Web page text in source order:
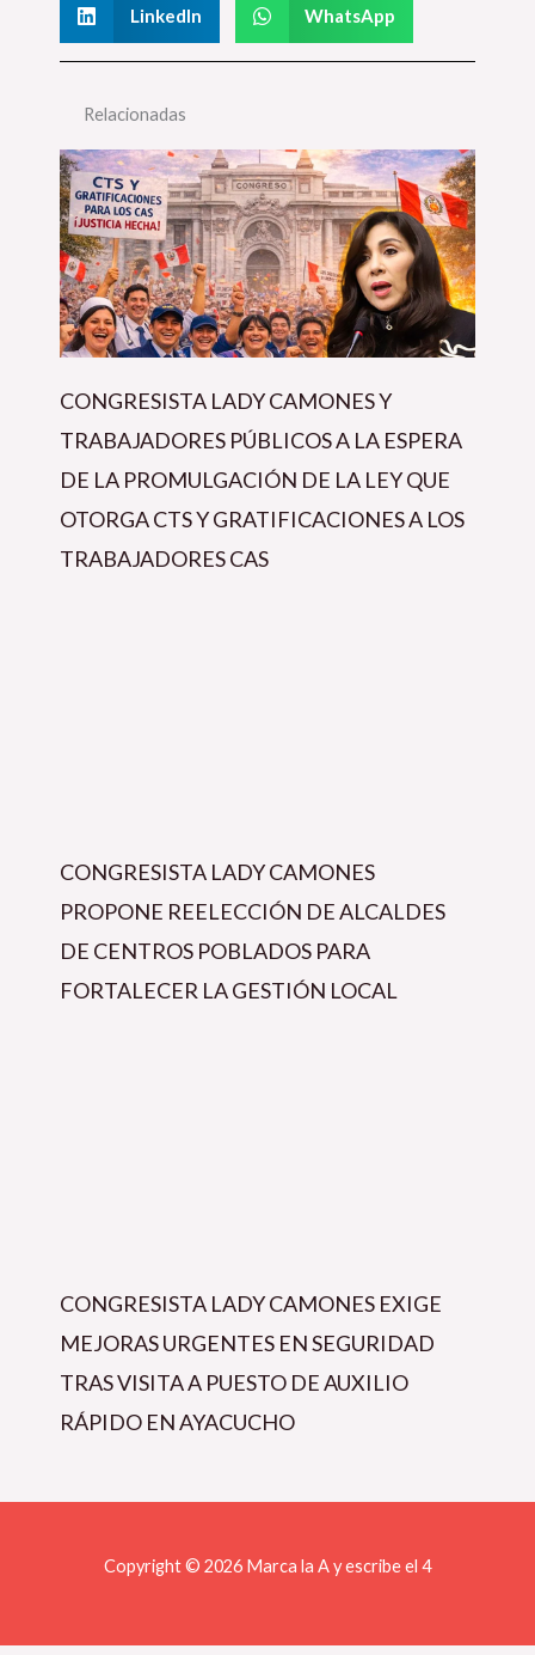
LinkedIn WhatsApp
Relacionadas
CONGRESISTA LADY CAMONES Y
TRABAJADORES PÚBLICOS A LA ESPERA
DE LA PROMULGACIÓN DE LA LEY QUE
OTORGA CTS Y GRATIFICACIONES A LOS
TRABAJADORES CAS
CONGRESISTA LADY CAMONES
PROPONE REELECCIÓN DE ALCALDES
DE CENTROS POBLADOS PARA
FORTALECER LA GESTIÓN LOCAL
CONGRESISTA LADY CAMONES EXIGE
MEJORAS URGENTES EN SEGURIDAD
TRAS VISITA A PUESTO DE AUXILIO
RÁPIDO EN AYACUCHO
Copyright © 2026 Marca la A y escribe el 4